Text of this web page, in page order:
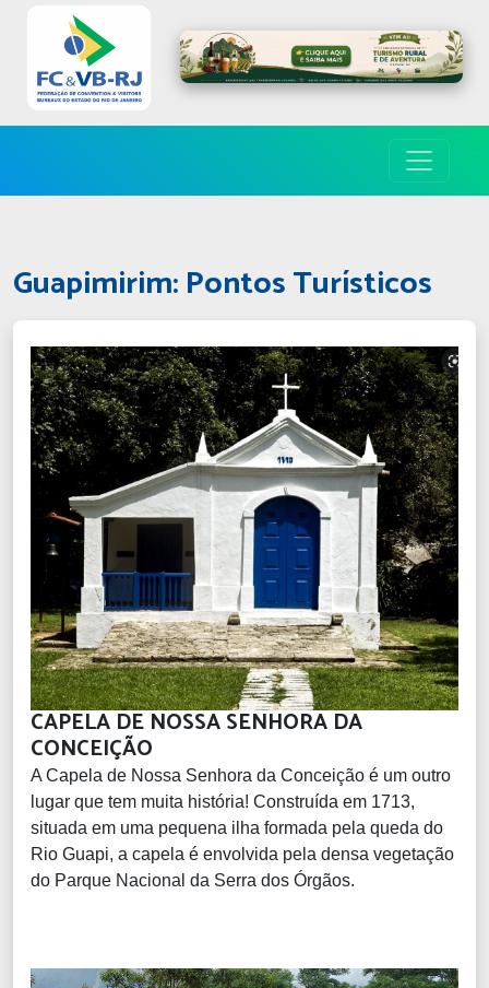
Guapimirim: Pontos Turísticos
CAPELA DE NOSSA SENHORA DA
CONCEIÇÃO
A Capela de Nossa Senhora da Conceição é um outro
lugar que tem muita história! Construída em 1713,
situada em uma pequena ilha formada pela queda do
Rio Guapi, a capela é envolvida pela densa vegetação
do Parque Nacional da Serra dos Órgãos.